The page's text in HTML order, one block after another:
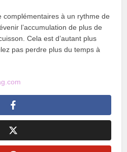
complémentaires à un rythme de
l’accumulation de plus de
Cela est d’autant plus
pas perdre plus du temps à